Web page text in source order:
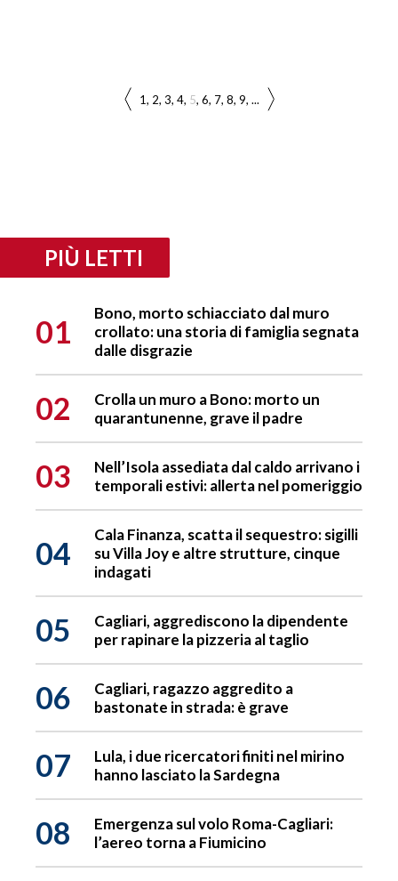
1 2 3 4 5 6 7 8 9 ...
PIÙ LETTI
01
Bono, morto schiacciato dal muro
crollato: una storia di famiglia segnata
dalle disgrazie
02
Crolla un muro a Bono: morto un
quarantunenne, grave il padre
03
Nell’Isola assediata dal caldo arrivano i
temporali estivi: allerta nel pomeriggio
04
Cala Finanza, scatta il sequestro: sigilli
su Villa Joy e altre strutture, cinque
indagati
05
Cagliari, aggrediscono la dipendente
per rapinare la pizzeria al taglio
06
Cagliari, ragazzo aggredito a
bastonate in strada: è grave
07
Lula, i due ricercatori finiti nel mirino
hanno lasciato la Sardegna
08
Emergenza sul volo Roma-Cagliari:
l’aereo torna a Fiumicino